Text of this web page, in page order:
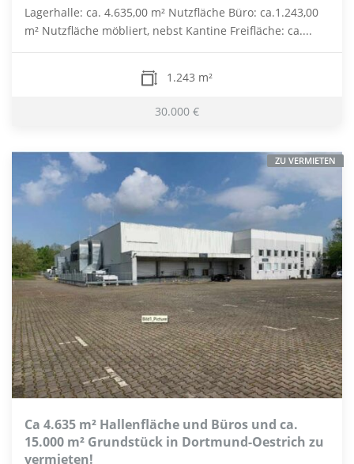
Lagerhalle: ca. 4.635,00 m² Nutzfläche Büro: ca.1.243,00
m² Nutzfläche möbliert, nebst Kantine Freifläche: ca....
1.243 m²
30.000 €
Ca 4.635 m² Hallenfläche und Büros und ca.
15.000 m² Grundstück in Dortmund-Oestrich zu
vermieten!
ZU VERMIETEN